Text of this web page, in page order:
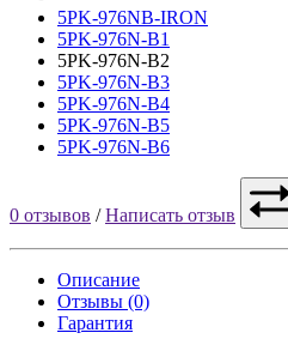
5PK-976NB-IRON
5PK-976N-B1
5PK-976N-B2
5PK-976N-B3
5PK-976N-B4
5PK-976N-B5
5PK-976N-B6
0 отзывов /Написать отзыв
Описание
Отзывы (0)
Гарантия